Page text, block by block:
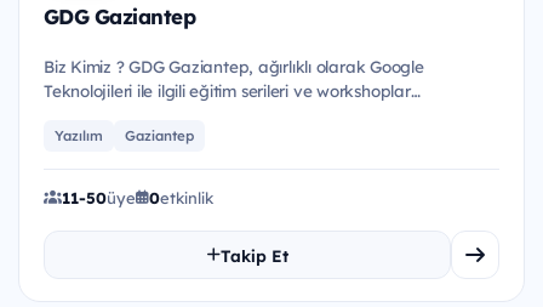
GDG Gaziantep
Biz Kimiz ? GDG Gaziantep, ağırlıklı olarak Google
Teknolojileri ile ilgili eğitim serileri ve workshoplar
Yazılım Gaziantep
11-50üye 0etkinlik
Takip Et